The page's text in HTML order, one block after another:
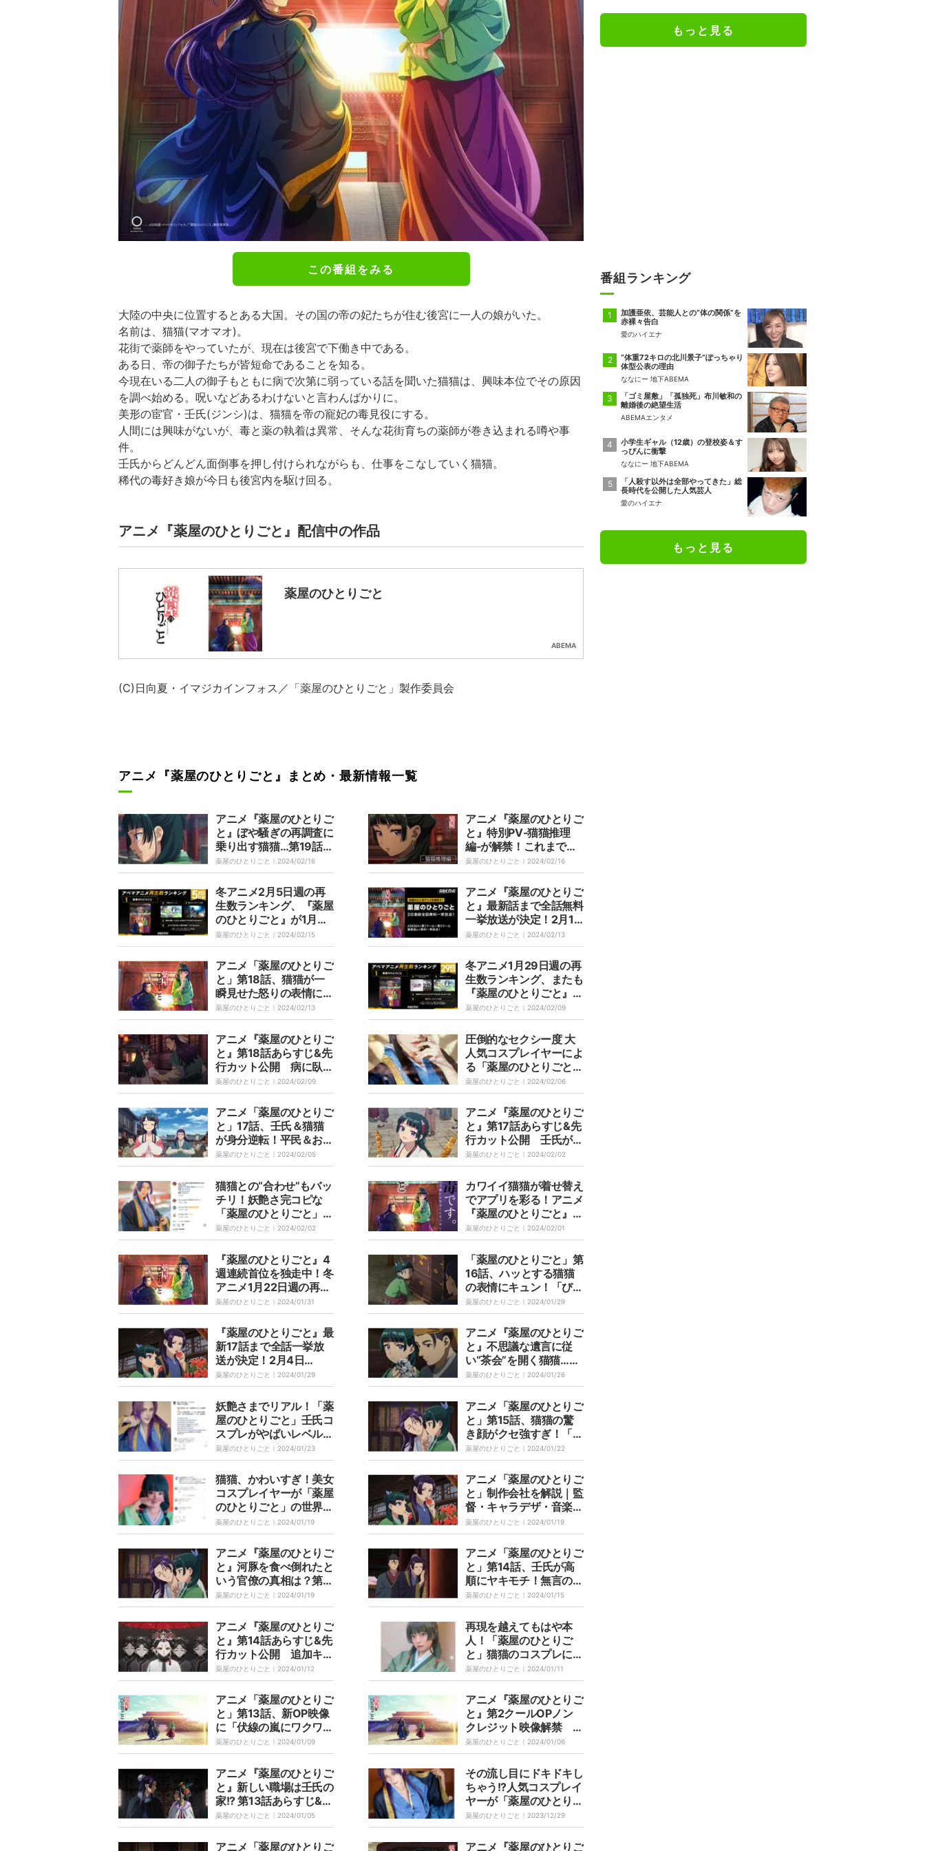
この番組をみる
大陸の中央に位置するとある大国。その国の帝の妃たちが住む後宮に一人の娘がいた。
名前は、猫猫(マオマオ)。
花街で薬師をやっていたが、現在は後宮で下働き中である。
ある日、帝の御子たちが皆短命であることを知る。
今現在いる二人の御子もともに病で次第に弱っている話を聞いた猫猫は、興味本位でその原因
を調べ始める。呪いなどあるわけないと言わんばかりに。
美形の宦官・壬氏(ジンシ)は、猫猫を帝の寵妃の毒見役にする。
人間には興味がないが、毒と薬の執着は異常、そんな花街育ちの薬師が巻き込まれる噂や事
件。
壬氏からどんどん面倒事を押し付けられながらも、仕事をこなしていく猫猫。
稀代の毒好き娘が今日も後宮内を駆け回る。
アニメ『薬屋のひとりごと』配信中の作品
薬屋のひとりごと
ABEMA
(C)日向夏・イマジカインフォス／「薬屋のひとりごと」製作委員会
アニメ『薬屋のひとりごと』まとめ・最新情報一覧
アニメ『薬屋のひとりご
と』ぼや騒ぎの再調査に
乗り出す猫猫…第19話あ
らすじ&先行カット公開
薬屋のひとりごと｜ 2024/02/16
アニメ『薬屋のひとりご
と』特別PV‐猫猫推理
編‐が解禁！これまで見
せた猫猫の冴えわたる推
理が確認できる
薬屋のひとりごと｜ 2024/02/16
冬アニメ2月5日週の再
生数ランキング、『薬屋
のひとりごと』が1月ク
ールスタートから6週連
続で首位を独走
薬屋のひとりごと｜ 2024/02/15
アニメ『薬屋のひとりご
と』最新話まで全話無料
一挙放送が決定！2月17
日（土）・18日（日）
にイッキ見
薬屋のひとりごと｜ 2024/02/13
アニメ「薬屋のひとりご
と」第18話、猫猫が一
瞬見せた怒りの表情に
「めちゃくちゃゾッとし
た」「ガチ怖い」の声
薬屋のひとりごと｜ 2024/02/13
冬アニメ1月29日週の再
生数ランキング、またも
『薬屋のひとりごと』が
5週連続で首位独走中
薬屋のひとりごと｜ 2024/02/09
アニメ『薬屋のひとりご
と』第18話あらすじ&先
行カット公開 病に臥せ
る妓女・鳳仙役は桑島法
子
薬屋のひとりごと｜ 2024/02/09
圧倒的なセクシー度 大
人気コスプレイヤーによ
る「薬屋のひとりごと」
壬氏に悩殺されるファン
続出「正気が保てない」
薬屋のひとりごと｜ 2024/02/06
アニメ「薬屋のひとりご
と」17話、壬氏＆猫猫
が身分逆転！平民＆お嬢
様風に変装したおでかけ
に「いい雰囲気」と視聴
者ニヤニヤ
薬屋のひとりごと｜ 2024/02/05
アニメ『薬屋のひとりご
と』第17話あらすじ&先
行カット公開 壬氏が不
格好に変身!?一緒に街を
歩く猫猫
薬屋のひとりごと｜ 2024/02/02
猫猫との“合わせ”もバッ
チリ！妖艶さ完コピな
「薬屋のひとりごと」壬
氏の再現に「完成度がす
ばらしい」と絶賛の声
薬屋のひとりごと｜ 2024/02/02
カワイイ猫猫が着せ替え
でアプリを彩る！アニメ
『薬屋のひとりごと』、
「EPARKお薬手帳」と
のタイアップが決定
薬屋のひとりごと｜ 2024/02/01
『薬屋のひとりごと』4
週連続首位を独走中！冬
アニメ1月22日週の再生
数ランキング
薬屋のひとりごと｜ 2024/01/31
「薬屋のひとりごと」第
16話、ハッとする猫猫
の表情にキュン！「びっ
くりした猫みたいな顔で
かわいい」
薬屋のひとりごと｜ 2024/01/29
『薬屋のひとりごと』最
新17話まで全話一挙放
送が決定！2月4日
(日)・5日(月)に最新話
までイッキ見
薬屋のひとりごと｜ 2024/01/29
アニメ『薬屋のひとりご
と』不思議な遺言に従
い“茶会”を開く猫猫…第
16話あらすじ&先行カッ
ト公開
薬屋のひとりごと｜ 2024/01/26
妖艶さまでリアル！「薬
屋のひとりごと」壬氏コ
スプレがやばいレベルの
完成度「誘惑された」
薬屋のひとりごと｜ 2024/01/23
アニメ「薬屋のひとりご
と」第15話、猫猫の驚
き顔がクセ強すぎ！「な
んちゅう顔しとんねん」
「顔芸やばすぎて草」と
視聴者爆笑
薬屋のひとりごと｜ 2024/01/22
猫猫、かわいすぎ！美女
コスプレイヤーが「薬屋
のひとりごと」の世界を
演出「そのままですね」
「完成されてる」
薬屋のひとりごと｜ 2024/01/19
アニメ「薬屋のひとりご
と」制作会社を解説｜監
督・キャラデザ・音楽担
当は誰？
薬屋のひとりごと｜ 2024/01/19
アニメ『薬屋のひとりご
と』河豚を食べ倒れたと
いう官僚の真相は？第1
5話あらすじ&先行カッ
ト公開
薬屋のひとりごと｜ 2024/01/19
アニメ「薬屋のひとりご
と」第14話、壬氏が高
順にヤキモチ！無言の圧
がじわじわくる「ガン見
しすぎ」「嫉妬オーラが
笑」
薬屋のひとりごと｜ 2024/01/15
アニメ『薬屋のひとりご
と』第14話あらすじ&先
行カット公開 追加キャ
スト・陸孫役は内山昂輝
薬屋のひとりごと｜ 2024/01/12
再現を越えてもはや本
人！「薬屋のひとりご
と」猫猫のコスプレに絶
賛コメントが殺到「この
世に居たんだ」
薬屋のひとりごと｜ 2024/01/11
アニメ「薬屋のひとりご
と」第13話、新OP映像
に「伏線の嵐にワクワ
ク」「演出がガチ鳥肌」
と注目集まる！YouTub
eでも110万再生突破
薬屋のひとりごと｜ 2024/01/09
アニメ『薬屋のひとりご
と』第2クールOPノン
クレジット映像解禁 楽
曲はUru、絵コンテ&演
出はイシグロキョウヘイ
薬屋のひとりごと｜ 2024/01/06
アニメ『薬屋のひとりご
と』新しい職場は壬氏の
家!? 第13話あらすじ&先
行カット公開
薬屋のひとりごと｜ 2024/01/05
その流し目にドキドキし
ちゃう!?人気コスプレイ
ヤーが「薬屋のひとりご
と」壬氏のイケメンぶり
まで忠実再現
薬屋のひとりごと｜ 2023/12/29
アニメ「薬屋のひとりご アニメ『薬屋のひとりご
もっと見る
番組ランキング
加護亜依、芸能人との“体の関係”を
赤裸々告白
愛のハイエナ
“体重72キロの北川景子”ぽっちゃり
体型公表の理由
ななにー 地下ABEMA
「ゴミ屋敷」「孤独死」布川敏和の
離婚後の絶望生活
ABEMAエンタメ
小学生ギャル（12歳）の登校姿＆す
っぴんに衝撃
ななにー 地下ABEMA
「人殺す以外は全部やってきた」総
長時代を公開した人気芸人
愛のハイエナ
もっと見る